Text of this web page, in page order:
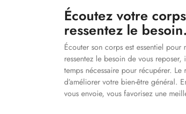
Écoutez votre
ressentez le besoin.
Écouter son corps est essentiel
ressentez le besoin de vous
temps nécessaire pour récupérer.
d’améliorer votre bien-être général.
vous envoie, vous favorisez une